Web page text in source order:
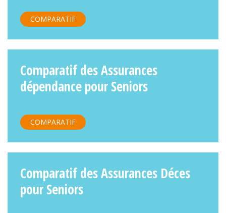
COMPARATIF
Comparatif des Assurances
dépendance pour Seniors
COMPARATIF
Comparatif des Assurances Déces
pour Seniors